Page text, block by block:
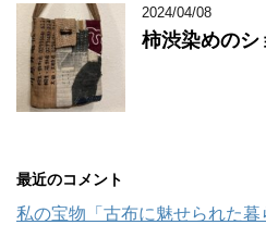
2024/04/08
柿渋染めの
最近のコメント
私の宝物「古布に魅せられた暮